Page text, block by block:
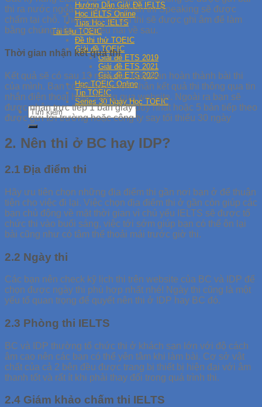
Hướng Dẫn Giải Đề IELTS
Học IELTS Online
Tips Học IELTS
Tài liệu TOEIC
Đề thi thử TOEIC
Giải đề TOEIC
Giải đề ETS 2019
Giải đề ETS 2021
Giải đề ETS 2020
Học TOEIC Online
Tip TOEIC
Series 30 Ngày Học TOEIC
thi ra nước ngoài chấm, còn phần thi Speaking sẽ được
chấm tại chỗ. Thêm vào đó bài thi sẽ được ghi âm để làm
bằng chứng nên có khiếu nại về sau.
Thời gian nhận kết quả thi
Kết quả sẽ có sau 13 ngày từ ngày bạn hoàn thành bài thi
của mình. Bạn có thể lựa chọn nhận kết quả thi thông qua tin
nhắn điện thoại hoặc thông qua website. Ngoài ra bạn sẽ
được nhận trực tiếp 1 bản giấy duy nhất hoặc 5 bản tiếp theo
được gửi tới trường hoặc công ty say tối thiểu 30 ngày
2. Nên thi ở BC hay IDP?
2.1 Địa điểm thi
Hãy ưu tiên chọn những địa điểm thi gần nơi bạn ở để thuận
tiện cho việc đi lại. Việc chọn địa điểm thi ở gần còn giúp các
bạn chủ động về mặt thời gian vì chủ yếu IELTS sẽ được tổ
chức thi vào buổi sáng, việc tới sớm giúp bạn có thể ôn lại
bài cũng như có tâm thế thoải mái trước giờ thi.
2.2 Ngày thi
Các bạn nên check kỹ lịch thi trên website của BC và IDP để
chọn được ngày thi phù hợp nhất nhé! Ngày thi cũng là một
yếu tố quan trọng để quyết nên thi ở IDP hay BC đó.
2.3 Phòng thi IELTS
BC và IDP thường tổ chức thi ở khách sạn lớn với độ cách
âm cao nên các bạn có thể yên tâm khi làm bài. Cơ sở vật
chất của cả 2 bên đều được trang bị thiết bị hiện đại với âm
thanh tốt và rất ít khi phải thay đổi trong quá trình thi.
2.4 Giám khảo chấm thi IELTS